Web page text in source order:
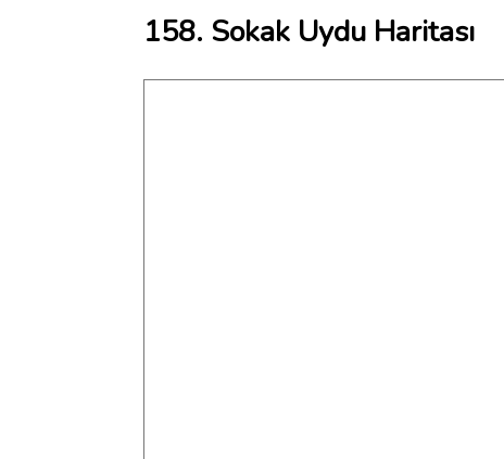
158. Sokak Uydu Haritası